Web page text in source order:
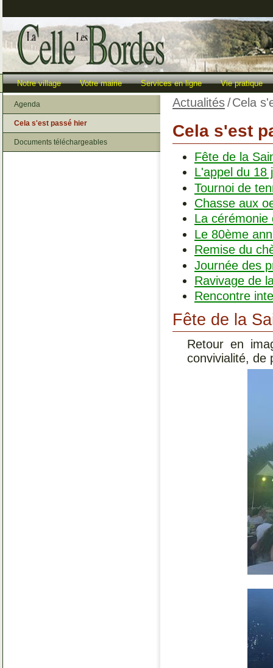
Notre village Votre mairie Services en ligne Vie pratique
Actualités/Cela
Cela s'est
Fête de la
L'appel du 18
Tournoi de
Chasse aux
La cérémonie
Le 80ème
Remise du
Journée des
Ravivage de
Rencontre
Fête de la
Retour en
convivialité, de
Agenda
Cela s'est passé hier
Documents téléchargeables